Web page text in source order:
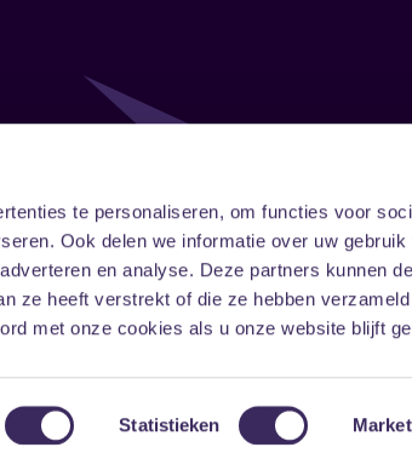
te personaliseren, om functies voor
Ook delen we informatie over uw gebruik
en analyse. Deze partners kunnen
ze heeft verstrekt of die ze hebben
met onze cookies als u onze website blijft
Statistieken
InstagramLinkedIn
Onze